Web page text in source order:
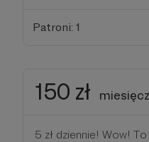
Patroni: 1
150 zł
5 zł dziennie! Wow!